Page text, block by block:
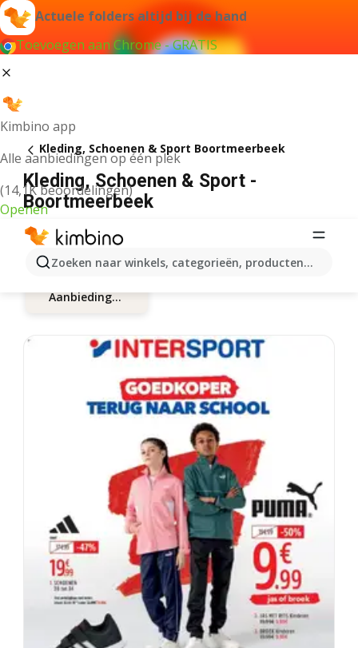
Actuele folders altijd bij de hand
Toevoegen aan Chrome - GRATIS
Kimbino app
Alle aanbiedingen op één plek
(14,1K beoordelingen)
Openen
Zoeken naar winkels, categorieën, producten...
Kleding, Schoenen & Sport Boortmeerbeek
Kleding, Schoenen & Sport -
Boortmeerbeek
Aanbiedingen